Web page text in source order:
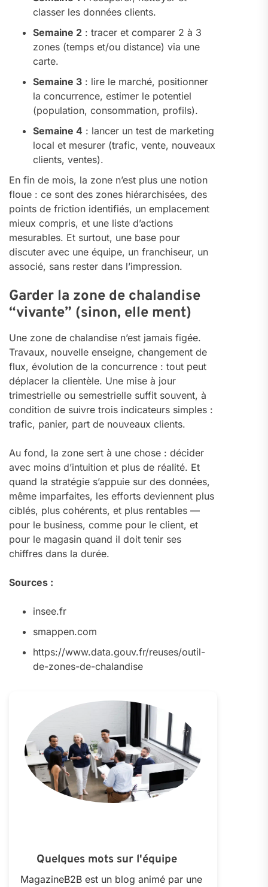
classer les données clients.
Semaine 2 : tracer et comparer 2 à 3
zones (temps et/ou distance) via une
carte.
Semaine 3 : lire le marché, positionner
la concurrence, estimer le potentiel
(population, consommation, profils).
Semaine 4 : lancer un test de marketing
local et mesurer (trafic, vente, nouveaux
clients, ventes).
En fin de mois, la zone n’est plus une notion
floue : ce sont des zones hiérarchisées, des
points de friction identifiés, un emplacement
mieux compris, et une liste d’actions
mesurables. Et surtout, une base pour
discuter avec une équipe, un franchiseur, un
associé, sans rester dans l’impression.
Garder la zone de chalandise
“vivante” (sinon, elle ment)
Une zone de chalandise n’est jamais figée.
Travaux, nouvelle enseigne, changement de
flux, évolution de la concurrence : tout peut
déplacer la clientèle. Une mise à jour
trimestrielle ou semestrielle suffit souvent, à
condition de suivre trois indicateurs simples :
trafic, panier, part de nouveaux clients.
Au fond, la zone sert à une chose : décider
avec moins d’intuition et plus de réalité. Et
quand la stratégie s’appuie sur des données,
même imparfaites, les efforts deviennent plus
ciblés, plus cohérents, et plus rentables —
pour le business, comme pour le client, et
pour le magasin quand il doit tenir ses
chiffres dans la durée.
Sources :
insee.fr
smappen.com
https://www.data.gouv.fr/reuses/outil-
de-zones-de-chalandise
Quelques mots sur l'équipe
MagazineB2B est un blog animé par une